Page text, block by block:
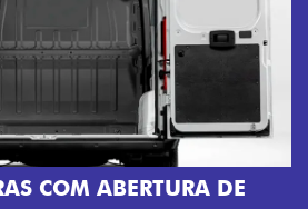
DE
AMPLA
Mais versatilidade
abertura da porta